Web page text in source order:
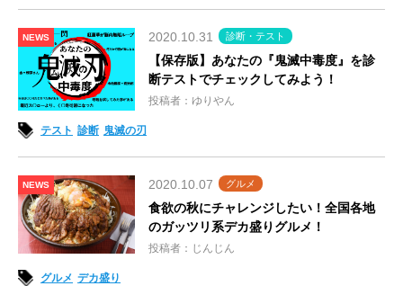
NEWS 2020.10.31 診断・テスト
【保存版】あなたの『鬼滅中毒度』を診
断テストでチェックしてみよう！
投稿者：ゆりやん
テスト 診断 鬼滅の刃
NEWS 2020.10.07 グルメ
食欲の秋にチャレンジしたい！全国各地
のガッツリ系デカ盛りグルメ！
投稿者：じんじん
グルメ デカ盛り